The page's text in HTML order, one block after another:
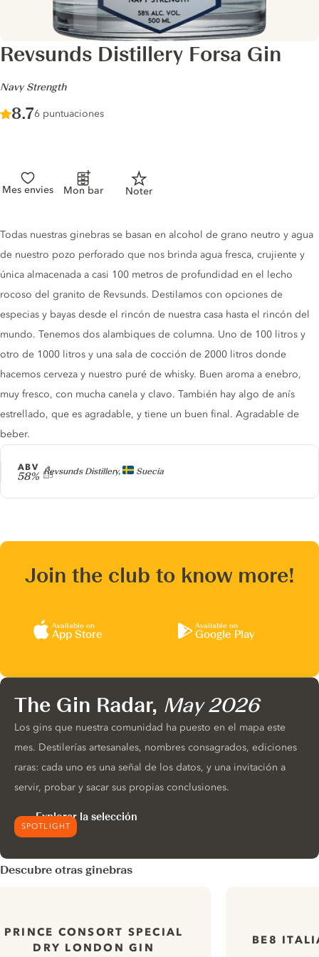
Revsunds Distillery Forsa Gin
-
Navy Strength
Score :
8.7/ 10
6 puntuaciones
Mes envies Mon bar Noter
Producer
Revsunds Distillery, Suecia
ABV
58%
Gin description
Todas nuestras ginebras se basan en alcohol de grano neutro y agua
de nuestro pozo perforado que nos brinda agua fresca, crujiente y
única almacenada a casi 100 metros de profundidad en el lecho
rocoso del granito de Revsunds. Destilamos con opciones de
especias y bayas desde el rincón de nuestra casa hasta el rincón del
mundo. Tenemos dos alambiques de columna. Uno de 100 litros y
otro de 1000 litros y una sala de cocción de 2000 litros donde
hacemos cerveza y nuestro puré de whisky. Buen aroma a enebro,
muy fresco, con mucha canela y clavo. También hay algo de anís
estrellado, que es agradable, y tiene un buen final. Agradable de
beber.
Join the club to know more!
Available on
App Store
Available on
Google Play
SPOTLIGHT
The Gin Radar, May 2026
Los gins que nuestra comunidad ha puesto en el mapa este
mes. Destilerías artesanales, nombres consagrados, ediciones
raras: cada uno es una señal de los datos, y una invitación a
servir, probar y sacar sus propias conclusiones.
Explorar la selección
Descubre otras ginebras
PRINCE CONSORT SPECIAL
DRY LONDON GIN
BE8